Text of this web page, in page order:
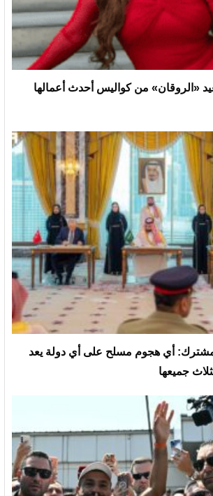
«الروقان» من كواليس أحدث أعمالها
أي هجوم مسلح على أي دولة يعد
جميعها